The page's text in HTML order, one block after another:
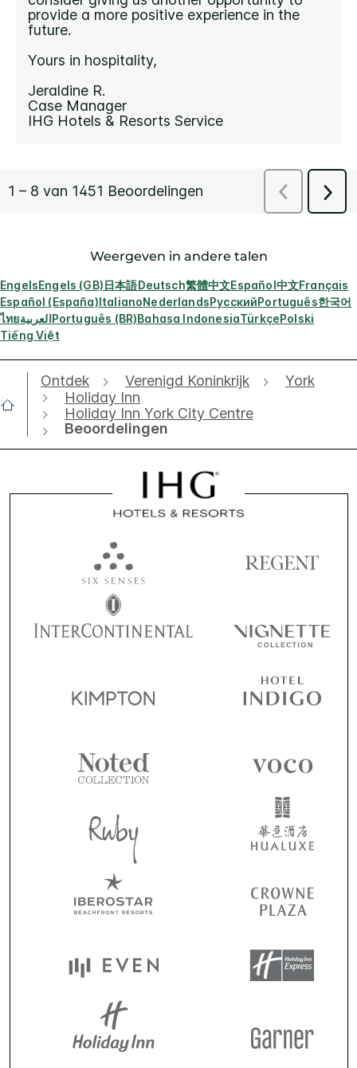
Weergeven in andere talen
EngelsEngels (GB)日本語Deutsch繁體中文Español中文Français
Español (España)ItalianoNederlandsРусскийPortuguês한국어
ไทยالعربيةPortuguês (BR)Bahasa IndonesiaTürkçePolski
Tiếng Việt
Ontdek Verenigd Koninkrijk
York
Holiday Inn
Holiday Inn York City Centre
Beoordelingen